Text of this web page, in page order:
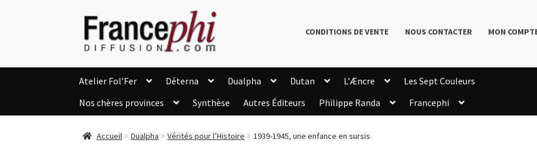
Aller
la
Aller
au
contenu
CONDITIONS DE VENTE NOUS CONTACTER MON
Atelier Fol’Fer Déterna Dualpha Dutan L’Æncre
Les Sept Couleurs
Nos chères provinces
Synthèse Autres Éditeurs Philippe Randa
Francephi
Accueil Dualpha Vérités pour l’Histoire 1939-1945, une enfance en sursis